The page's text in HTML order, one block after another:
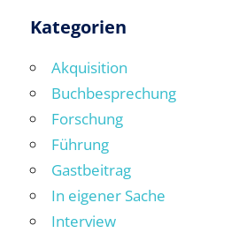
Beiträge
Kategorien
Akquisition
Buchbesprechung
Forschung
Führung
Gastbeitrag
In eigener Sache
Interview